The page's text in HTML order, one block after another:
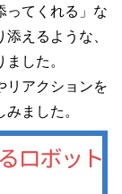
ってくれる」な
えるような、
した。
リアクションを
ました。